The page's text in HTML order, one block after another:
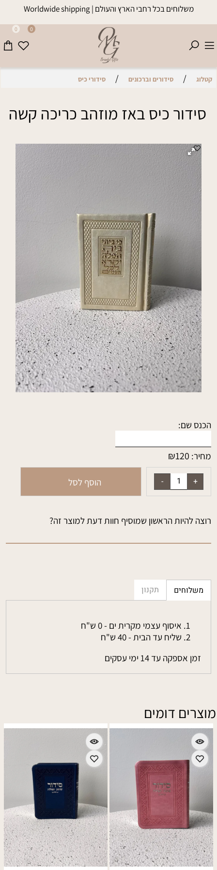
משלוחים בכל רחבי הארץ והעולם | Worldwide shipping
0 0
קטלוג / סידורים וברכונים / סידורי כיס
סידור כיס באז מוזהב כריכה קשה
הכנס שם:
מחיר: ₪120
הוסף לסל
רוצה להיות הראשון שמוסיף חוות דעת למוצר זה?
משלוחים תקנון
איסוף עצמי מקרית ים - 0 ש"ח
שליח עד הבית - 40 ש"ח
זמן אספקה עד 14 ימי עסקים
מוצרים דומים